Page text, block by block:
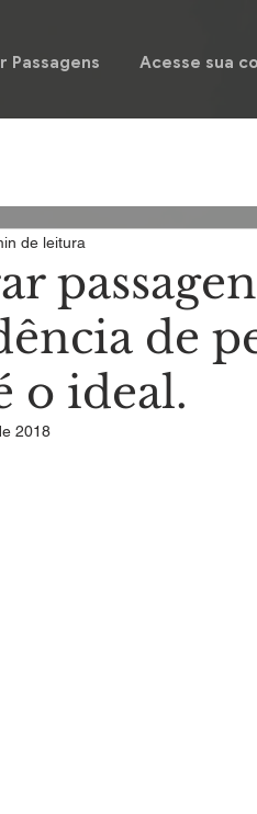
Passagens Acesse sua
de
o ideal.
de leitura
2018